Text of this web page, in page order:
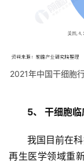
2021年中国干细胞
5、 干细胞
我国目前在
再生医学领域重